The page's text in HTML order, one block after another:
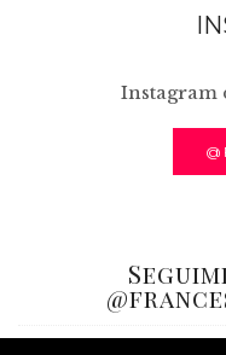
Instagram